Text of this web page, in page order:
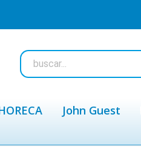
John Guest